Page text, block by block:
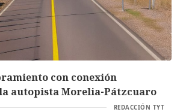
con conexión
autopista Morelia-Pátzcuaro
REDACCIÓN TYT